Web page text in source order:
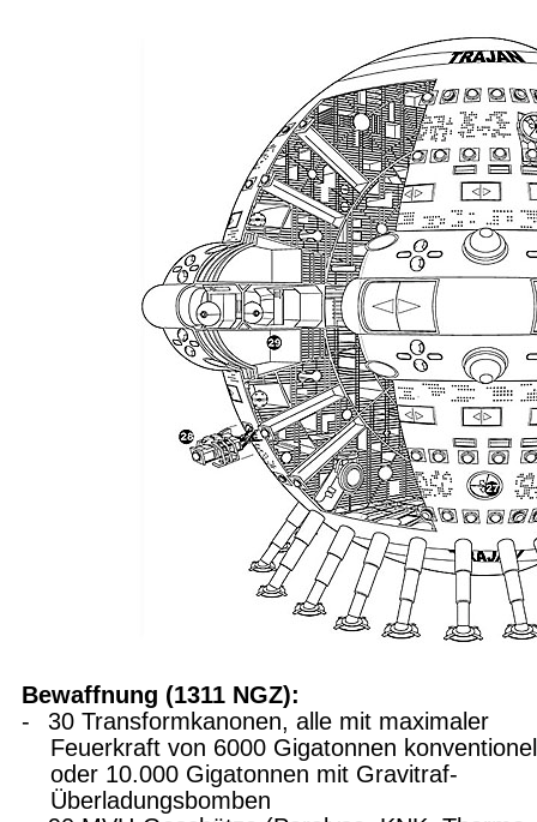
Bewaffnung (1311 NGZ):
-
30 Transformkanonen, alle mit maximaler
Feuerkraft von 6000 Gigatonnen
oder 10.000 Gigatonnen mit Gravitraf-
Überladungsbomben